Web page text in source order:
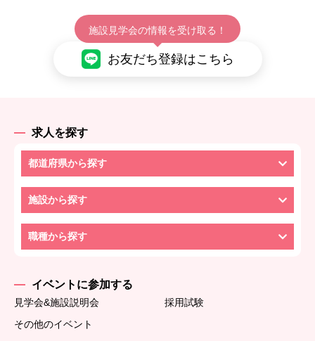
施設見学会の情報を受け取る！
お友だち登録はこちら
求人を探す
都道府県から探す
施設から探す
職種から探す
イベントに参加する
見学会&施設説明会
採用試験
その他のイベント